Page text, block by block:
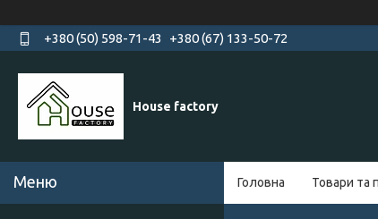
+380 (50) 598-71-43 +380 (67) 133-50-72
House factory
Головна Товари та